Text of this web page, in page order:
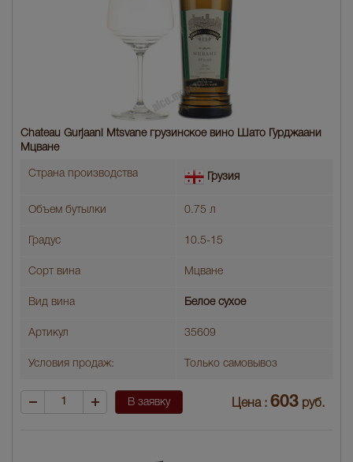
Chateau Gurjaani Mtsvane грузинское вино Шато Гурджаани
Мцване
Страна производства Грузия
Объем бутылки 0.75 л
Градус 10.5-15
Сорт вина Мцване
Вид вина Белое сухое
Артикул 35609
Условия продаж: Только самовывоз
В заявку Цена : 603 руб.